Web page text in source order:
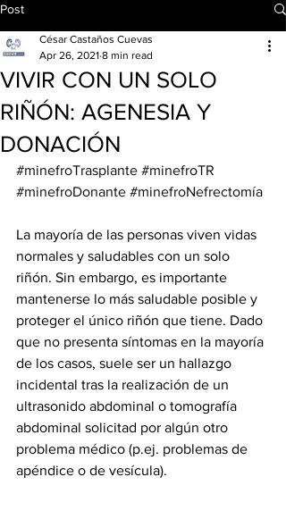
Post
VIVIR CON UN SOLO
RIÑÓN: AGENESIA Y
DONACIÓN
César Castaños Cuevas
Apr 26, 2021 8 min read
#minefroTrasplante #minefroTR
#minefroDonante #minefroNefrectomía
La mayoría de las personas viven vidas
normales y saludables con un solo
riñón. Sin embargo, es importante
mantenerse lo más saludable posible y
proteger el único riñón que tiene. Dado
que no presenta síntomas en la mayoría
de los casos, suele ser un hallazgo
incidental tras la realización de un
ultrasonido abdominal o tomografía
abdominal solicitad por algún otro
problema médico (p.ej. problemas de
apéndice o de vesícula).